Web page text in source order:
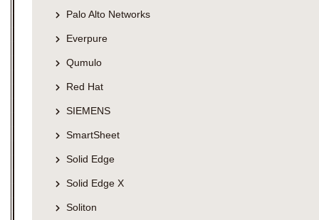
Palo Alto Networks
Everpure
Qumulo
Red Hat
SIEMENS
SmartSheet
Solid Edge
Solid Edge X
Soliton